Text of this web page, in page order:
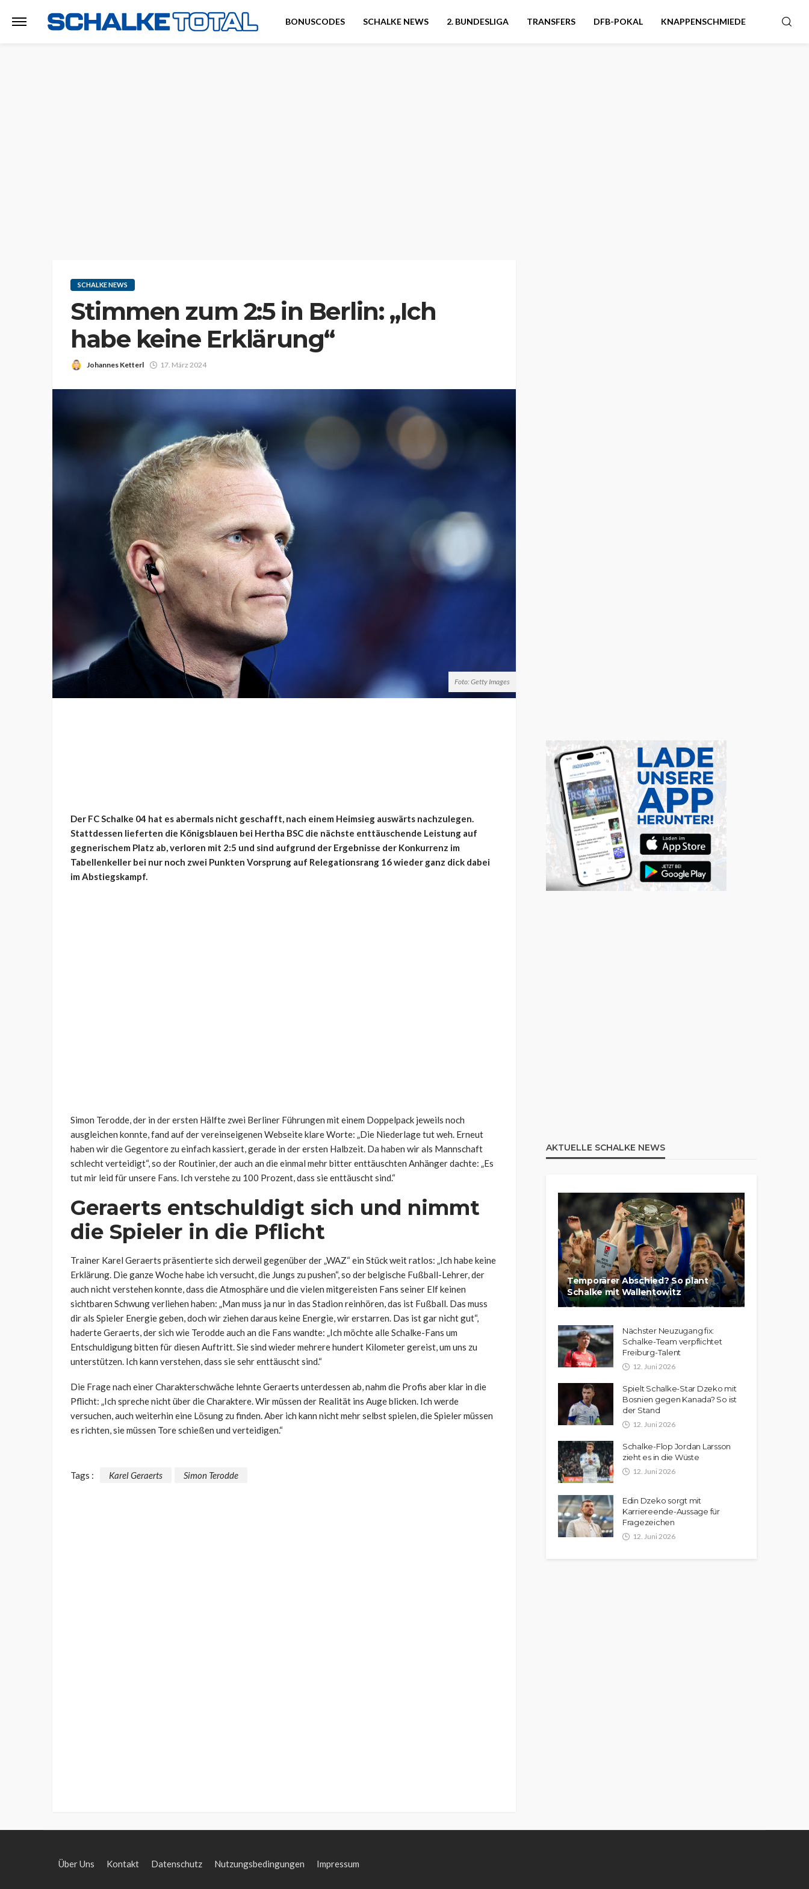
BONUSCODES SCHALKE NEWS 2. BUNDESLIGA TRANSFERS DFB-POKAL KNAPPENSCHMIEDE
SCHALKE NEWS
Stimmen zum 2:5 in Berlin: „Ich
habe keine Erklärung“
Johannes Ketterl 17. März 2024
Foto: Getty Images
Der FC Schalke 04 hat es abermals nicht geschafft, nach einem Heimsieg auswärts nachzulegen.
Stattdessen lieferten die Königsblauen bei Hertha BSC die nächste enttäuschende Leistung auf
gegnerischem Platz ab, verloren mit 2:5 und sind aufgrund der Ergebnisse der Konkurrenz im
Tabellenkeller bei nur noch zwei Punkten Vorsprung auf Relegationsrang 16 wieder ganz dick dabei
im Abstiegskampf.
Simon Terodde, der in der ersten Hälfte zwei Berliner Führungen mit einem Doppelpack jeweils noch
ausgleichen konnte, fand auf der vereinseigenen Webseite klare Worte: „Die Niederlage tut weh. Erneut
haben wir die Gegentore zu einfach kassiert, gerade in der ersten Halbzeit. Da haben wir als Mannschaft
schlecht verteidigt“, so der Routinier, der auch an die einmal mehr bitter enttäuschten Anhänger dachte: „Es
tut mir leid für unsere Fans. Ich verstehe zu 100 Prozent, dass sie enttäuscht sind.“
Geraerts entschuldigt sich und nimmt
die Spieler in die Pflicht
Trainer Karel Geraerts präsentierte sich derweil gegenüber der „WAZ“ ein Stück weit ratlos: „Ich habe keine
Erklärung. Die ganze Woche habe ich versucht, die Jungs zu pushen“, so der belgische Fußball-Lehrer, der
auch nicht verstehen konnte, dass die Atmosphäre und die vielen mitgereisten Fans seiner Elf keinen
sichtbaren Schwung verliehen haben: „Man muss ja nur in das Stadion reinhören, das ist Fußball. Das muss
dir als Spieler Energie geben, doch wir ziehen daraus keine Energie, wir erstarren. Das ist gar nicht gut“,
haderte Geraerts, der sich wie Terodde auch an die Fans wandte: „Ich möchte alle Schalke-Fans um
Entschuldigung bitten für diesen Auftritt. Sie sind wieder mehrere hundert Kilometer gereist, um uns zu
unterstützen. Ich kann verstehen, dass sie sehr enttäuscht sind.“
Die Frage nach einer Charakterschwäche lehnte Geraerts unterdessen ab, nahm die Profis aber klar in die
Pflicht: „Ich spreche nicht über die Charaktere. Wir müssen der Realität ins Auge blicken. Ich werde
versuchen, auch weiterhin eine Lösung zu finden. Aber ich kann nicht mehr selbst spielen, die Spieler müssen
es richten, sie müssen Tore schießen und verteidigen.“
Tags : Karel Geraerts Simon Terodde
AKTUELLE SCHALKE NEWS
Temporärer Abschied? So plant
Schalke mit Wallentowitz
Nächster Neuzugang fix:
Schalke-Team verpflichtet
Freiburg-Talent
12. Juni 2026
Spielt Schalke-Star Dzeko mit
Bosnien gegen Kanada? So ist
der Stand
12. Juni 2026
Schalke-Flop Jordan Larsson
zieht es in die Wüste
12. Juni 2026
Edin Dzeko sorgt mit
Karriereende-Aussage für
Fragezeichen
12. Juni 2026
Über Uns Kontakt Datenschutz Nutzungsbedingungen Impressum